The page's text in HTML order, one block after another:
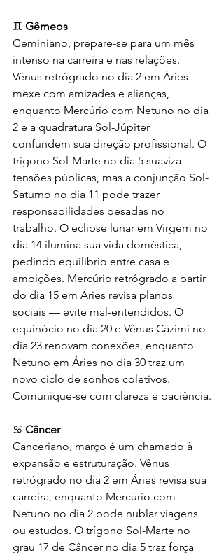
♊ Gêmeos
Geminiano, prepare-se para um mês
intenso na carreira e nas relações.
Vênus retrógrado no dia 2 em Áries
mexe com amizades e alianças,
enquanto Mercúrio com Netuno no dia
2 e a quadratura Sol-Júpiter
confundem sua direção profissional. O
trígono Sol-Marte no dia 5 suaviza
tensões públicas, mas a conjunção Sol-
Saturno no dia 11 pode trazer
responsabilidades pesadas no
trabalho. O eclipse lunar em Virgem no
dia 14 ilumina sua vida doméstica,
pedindo equilíbrio entre casa e
ambições. Mercúrio retrógrado a partir
do dia 15 em Áries revisa planos
sociais — evite mal-entendidos. O
equinócio no dia 20 e Vênus Cazimi no
dia 23 renovam conexões, enquanto
Netuno em Áries no dia 30 traz um
novo ciclo de sonhos coletivos.
Comunique-se com clareza e paciência.
♋ Câncer
Canceriano, março é um chamado à
expansão e estruturação. Vênus
retrógrado no dia 2 em Áries revisa sua
carreira, enquanto Mercúrio com
Netuno no dia 2 pode nublar viagens
ou estudos. O trígono Sol-Marte no
grau 17 de Câncer no dia 5 traz força